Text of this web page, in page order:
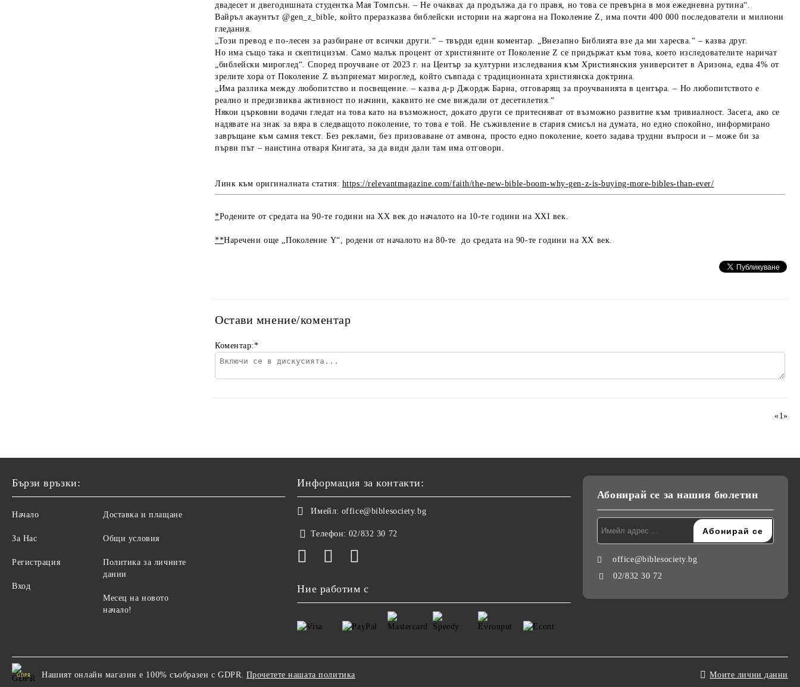
двадесет и двегодишната студентка Мая Томпсън. – Не очаквах да продължа да го правя, но това се превърна в моя ежедневна рутина“.
Вайръл акаунтът @gen_z_bible, който преразказва библейски истории на жаргона на Поколение Z, има почти 400 000 последователи и милиони
гледания.
„Този превод е по-лесен за разбиране от всички други.“ – твърди един коментар. „Внезапно Библията взе да ми харесва.“ – казва друг.
Но има също така и скептицизъм. Само малък процент от християните от Поколение Z се придържат към това, което изследователите наричат
„библейски мироглед“. Според проучване от 2023 г. на Център за културни изследвания към Християнския университет в Аризона, едва 4% от
зрелите хора от Поколение Z възприемат мироглед, който съвпада с традиционната християнска доктрина.
„Има разлика между любопитство и посвещение. – казва д-р Джордж Барна, отговарящ за проучванията в центъра. – Но любопитството е
реално и предизвиква активност по начини, каквито не сме виждали от десетилетия.“
Някои църковни водачи гледат на това като на възможност, докато други се притесняват от възможно развитие към тривиалност. Засега, ако се
надявате на знак за вяра в следващото поколение, то това е той. Не съживление в стария смисъл на думата, но едно спокойно, информирано
завръщане към самия текст. Без реклами, без призоваване от амвона, просто едно поколение, което задава трудни въпроси и – може би за
първи път – наистина отваря Книгата, за да види дали там има отговори.
Линк към оригиналната статия: https://relevantmagazine.com/faith/the-new-bible-boom-why-gen-z-is-buying-more-bibles-than-ever/
*Родените от средата на 90-те години на XX век до началото на 10-те години на XXI век.
**Наречени още „Поколение Y“, родени от началото на 80-те до средата на 90-те години на XX век.
Остави мнение/коментар
Коментар:*
«1»
Бързи връзки:
Начало
За Нас
Регистрация
Вход
Доставка и плащане
Общи условия
Политика за личните
данни
Месец на новото
начало!
Информация за контакти:
Имейл: office@biblesociety.bg
Телефон: 02/832 30 72
Ние работим с
Абонирай се за нашия бюлетин
office@biblesociety.bg
02/832 30 72
GDPR Нашият онлайн магазин е 100% съобразен с GDPR. Прочетете нашата политика Моите лични данни